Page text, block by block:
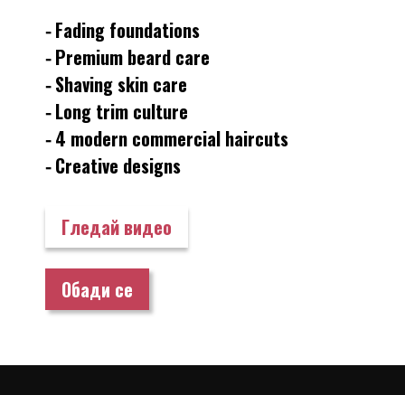
⁃ Fading foundations
⁃ Premium beard care
⁃ Shaving skin care
⁃ Long trim culture
⁃ 4 modern commercial haircuts
⁃ Creative designs
Гледай видео
Обади се